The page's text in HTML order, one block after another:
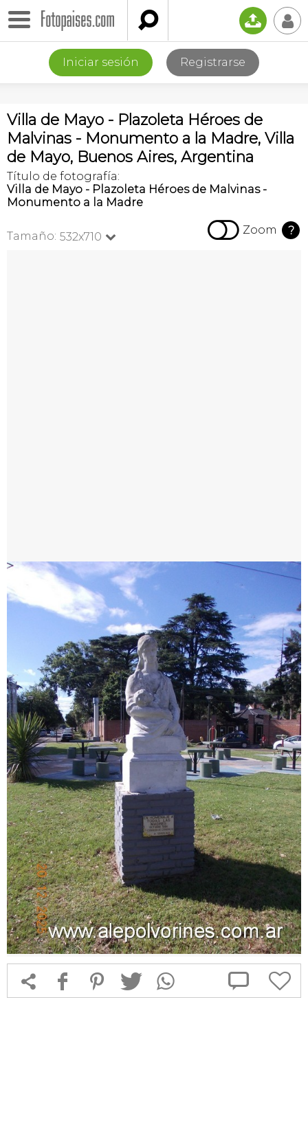
 📤 👤
Iniciar sesión Registrarse
Villa de Mayo - Plazoleta Héroes de
Malvinas - Monumento a la Madre, Villa
de Mayo, Buenos Aires, Argentina
Título de fotografía:
Villa de Mayo - Plazoleta Héroes de Malvinas -
Monumento a la Madre
Tamaño: 532x710   Zoom ?
 f 1 T  